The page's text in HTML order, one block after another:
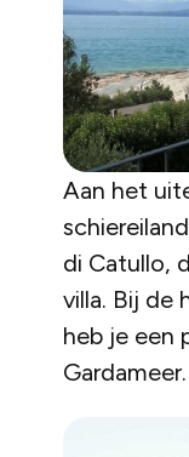
Aan het
di Catullo,
villa. Bij de
heb je een
Gardameer.